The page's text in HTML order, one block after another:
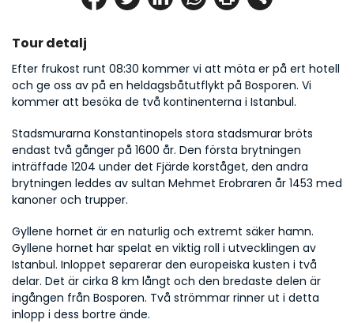
Tour detalj
Efter frukost runt 08:30 kommer vi att möta er på ert hotell
och ge oss av på en heldagsbåtutflykt på Bosporen. Vi
kommer att besöka de två kontinenterna i Istanbul.
Stadsmurarna Konstantinopels stora stadsmurar bröts
endast två gånger på 1600 år. Den första brytningen
inträffade 1204 under det Fjärde korståget, den andra
brytningen leddes av sultan Mehmet Erobraren år 1453 med
kanoner och trupper.
Gyllene hornet är en naturlig och extremt säker hamn.
Gyllene hornet har spelat en viktig roll i utvecklingen av
Istanbul. Inloppet separerar den europeiska kusten i två
delar. Det är cirka 8 km långt och den bredaste delen är
ingången från Bosporen. Två strömmar rinner ut i detta
inlopp i dess bortre ände.